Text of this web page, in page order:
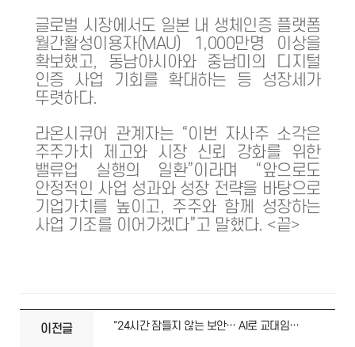
글로벌 시장에서도 일본 내 생체인증 플랫폼
월간활성이용자(MAU) 1,000만명 이상을
확보했고, 동남아시아와 중남미의 디지털
인증 사업 기회를 확대하는 등 성장세가
뚜렷하다.
라온시큐어 관계자는 “이번 자사주 소각은
주주가치 제고와 시장 신뢰 강화를 위한
밸류업 실행의 일환”이라며 “앞으로도
안정적인 사업 성과와 성장 전략을 바탕으로
기업가치를 높이고, 주주와 함께 성장하는
사업 기조를 이어가겠다”고 말했다. <끝>
이전글 "24시간 잠들지 않는 보안… AI로 교대임무 대체"[인터뷰]